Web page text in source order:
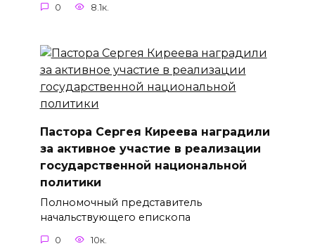
0 8.1к.
Пастора Сергея Киреева наградили
за активное участие в реализации
государственной национальной
политики
Полномочный представитель
начальствующего епископа
0 10к.